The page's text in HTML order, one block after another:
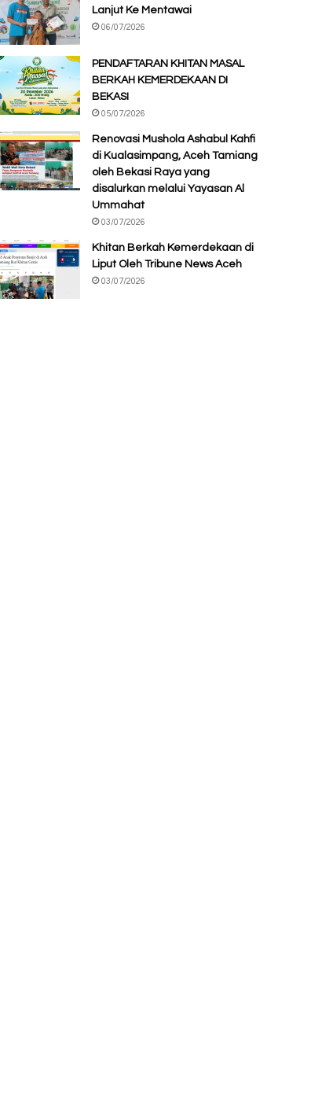
Lanjut Ke Mentawai
06/07/2026
PENDAFTARAN KHITAN MASAL
BERKAH KEMERDEKAAN DI
BEKASI
05/07/2026
Renovasi Mushola Ashabul Kahfi
di Kualasimpang, Aceh Tamiang
oleh Bekasi Raya yang
disalurkan melalui Yayasan Al
Ummahat
03/07/2026
Khitan Berkah Kemerdekaan di
Liput Oleh Tribune News Aceh
03/07/2026